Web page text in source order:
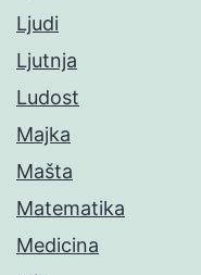
Ljudi
Ljutnja
Ludost
Majka
Mašta
Matematika
Medicina